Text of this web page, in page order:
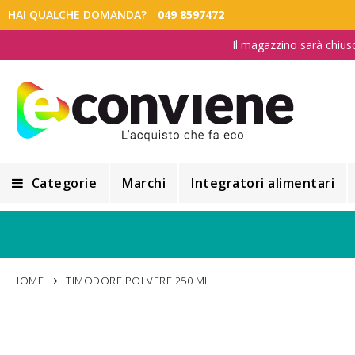
HAI QUALCHE DOMANDA? 049 8597472
Il magazzino sarà
Categorie
Alimentazione e Dietetica
Marchi Integratori alimentari
HOME TIMODORE POLVERE 250 ML